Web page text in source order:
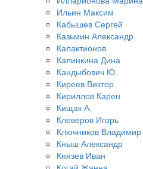
Ильин Максим
Кабышев Сергей
Казьмин Александр
Калактионов
Калинкина Дина
Кандыбович Ю.
Киреев Виктор
Кириллов Карен
Кищак А.
Клеверов Игорь
Ключников Владимир
Кныш Александр
Князев Иван